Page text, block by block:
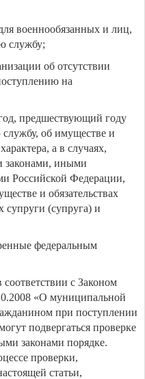
военнообязанных и лиц,
службу;
об отсутствии
на
предшествующий году
об имуществе и
а в случаях,
законами, иными
Российской Федерации,
и обязательствах
супруги (супруга) и
федеральным
с Законом
«О муниципальной
при поступлении
подвергаться проверке
законами порядке.
проверки,
статьи,